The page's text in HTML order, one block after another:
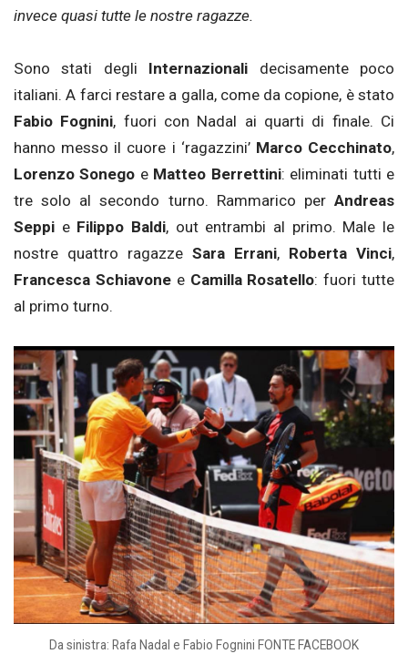
invece quasi tutte le nostre ragazze.
Sono stati degli Internazionali decisamente poco
italiani. A farci restare a galla, come da copione, è stato
Fabio Fognini, fuori con Nadal ai quarti di finale. Ci
hanno messo il cuore i ‘ragazzini’Marco Cecchinato,
Lorenzo Sonego e Matteo Berrettini: eliminati tutti e
tre solo al secondo turno. Rammarico per Andreas
Seppi e Filippo Baldi, out entrambi al primo. Male le
nostre quattro ragazze Sara Errani, Roberta Vinci,
Francesca Schiavonee Camilla Rosatello: fuori tutte
al primo turno.
Da sinistra: Rafa Nadal e Fabio Fognini FONTE FACEBOOK